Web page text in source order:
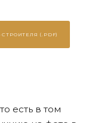
(.PDF)
есть в том